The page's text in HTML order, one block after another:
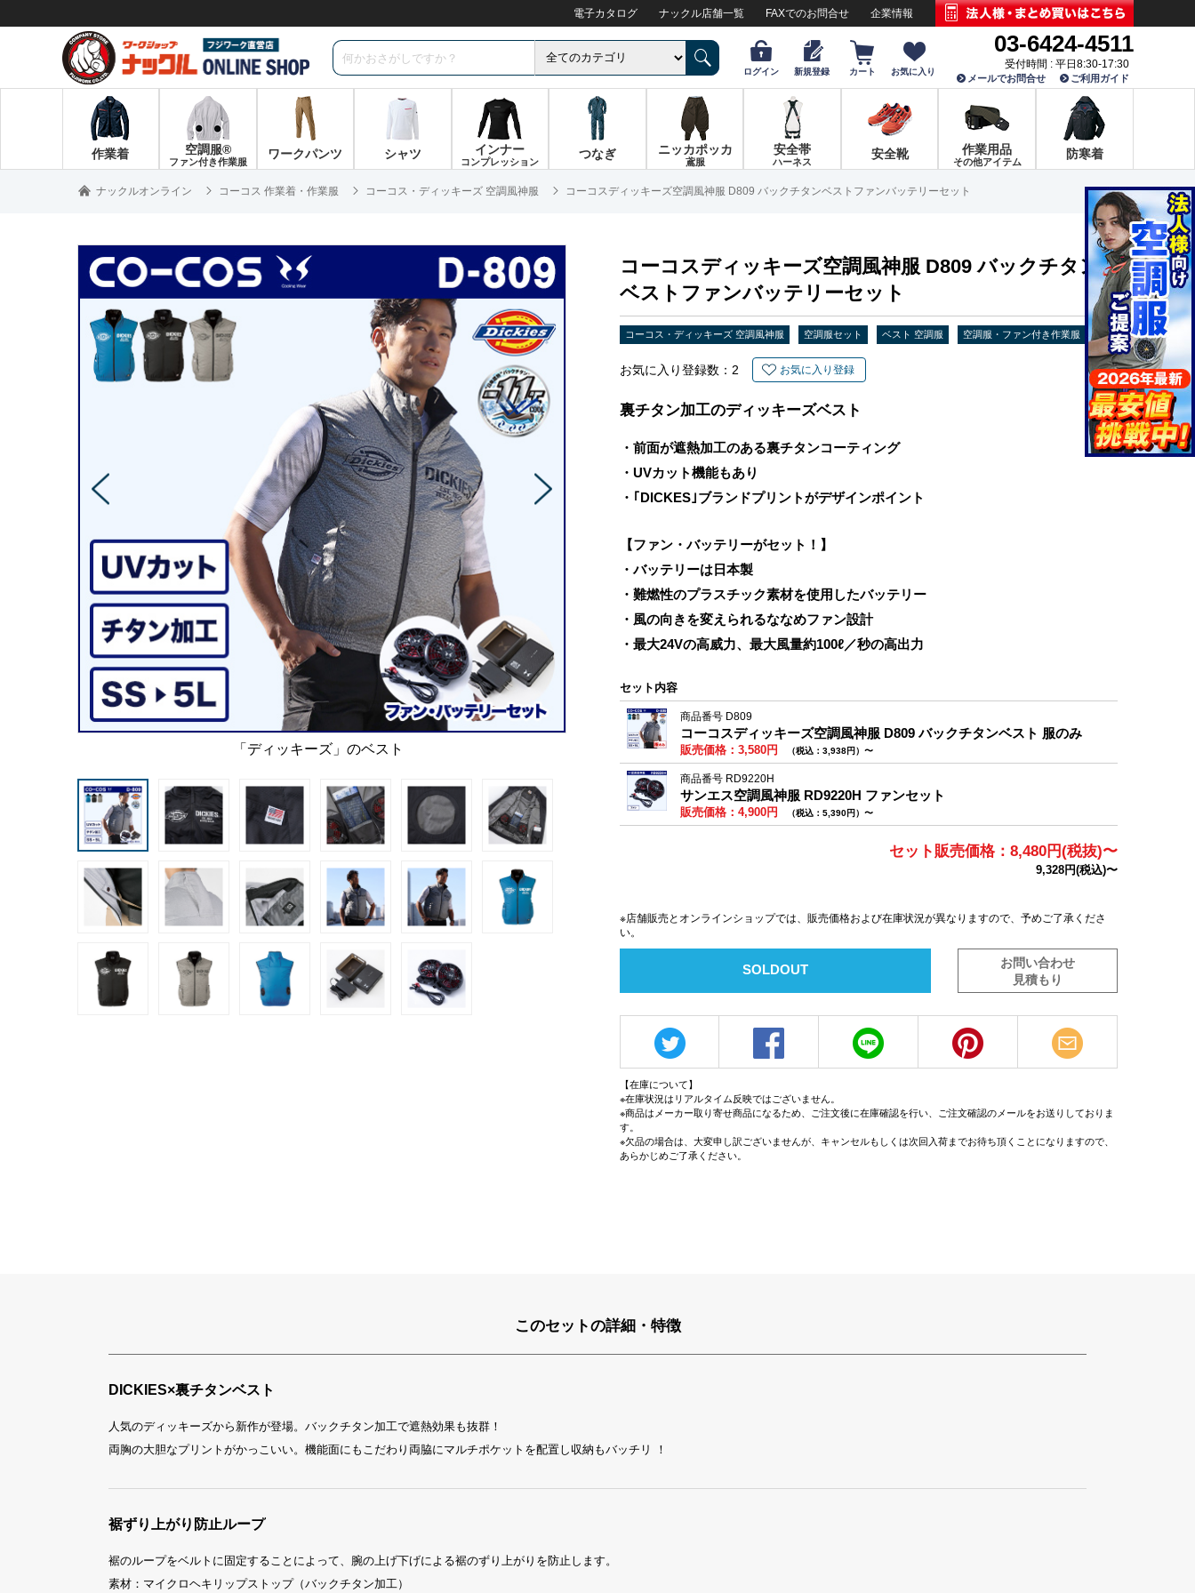
電子カタログ ナックル店舗一覧 FAXでのお問合せ 企業情報
ログイン 新規登録 カート お気に入り
03-6424-4511
受付時間 : 平日8:30-17:30
メールでお問合せ ご利用ガイド
作業着 空調服®
ファン付き作業服
ワークパンツ シャツ インナー
コンプレッション
つなぎ ニッカポッカ
鳶服
安全帯
ハーネス
安全靴 作業用品
その他アイテム
防寒着
ナックルオンライン コーコス 作業着・作業服 コーコス・ディッキーズ 空調風神服 コーコスディッキーズ空調風神服 D809 バックチタンベストファンバッテリーセット
「ディッキーズ」のベスト
コーコスディッキーズ空調風神服 D809 バックチタン
ベストファンバッテリーセット
コーコス・ディッキーズ 空調風神服 空調服セット ベスト 空調服 空調服・ファン付き作業服
お気に入り登録数： 2 お気に入り登録
裏チタン加工のディッキーズベスト
・前面が遮熱加工のある裏チタンコーティング
・UVカット機能もあり
・｢DICKES｣ブランドプリントがデザインポイント
【ファン・バッテリーがセット！】
・バッテリーは日本製
・難燃性のプラスチック素材を使用したバッテリー
・風の向きを変えられるななめファン設計
・最大24Vの高威力、最大風量約100ℓ／秒の高出力
セット内容
商品番号 D809
コーコスディッキーズ空調風神服 D809 バックチタンベスト 服のみ
販売価格：3,580円 （税込：3,938円）〜
商品番号 RD9220H
サンエス空調風神服 RD9220H ファンセット
販売価格：4,900円 （税込：5,390円）〜
セット販売価格：8,480円(税抜)〜
9,328円(税込)〜
※店舗販売とオンラインショップでは、販売価格および在庫状況が異なりますので、予めご了承くださ
い。
SOLDOUT
お問い合わせ
見積もり
【在庫について】
※在庫状況はリアルタイム反映ではございません。
※商品はメーカー取り寄せ商品になるため、ご注文後に在庫確認を行い、ご注文確認のメールをお送りしておりま
す。
※欠品の場合は、大変申し訳ございませんが、キャンセルもしくは次回入荷までお待ち頂くことになりますので、
あらかじめご了承ください。
このセットの詳細・特徴
DICKIES×裏チタンベスト
人気のディッキーズから新作が登場。バックチタン加工で遮熱効果も抜群！
両胸の大胆なプリントがかっこいい。機能面にもこだわり両脇にマルチポケットを配置し収納もバッチリ ！
裾ずり上がり防止ループ
裾のループをベルトに固定することによって、腕の上げ下げによる裾のずり上がりを防止します。
素材：マイクロヘキリップストップ（バックチタン加工）